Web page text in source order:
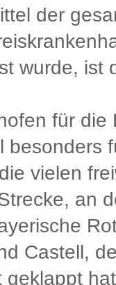
der
wurde, ist
für
besonders
vielen
an
Castell,